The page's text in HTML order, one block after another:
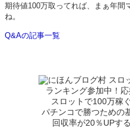
期待値100万取ってれば、まぁ年間
ね。
Q&Aの記事一覧
ランキング参加中！
スロットで100万稼
パチンコで勝つための
回収率が20％UPす